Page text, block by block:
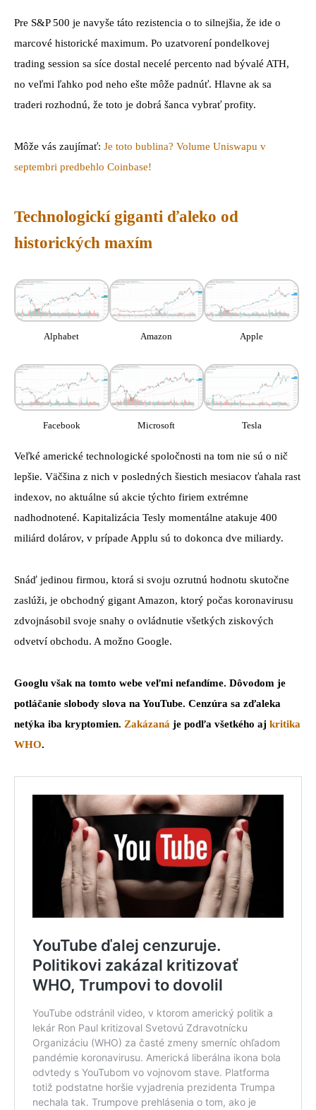
Pre S&P 500 je navyše táto rezistencia o to silnejšia, že ide o
marcové historické maximum. Po uzatvorení pondelkovej
trading session sa síce dostal necelé percento nad bývalé ATH,
no veľmi ľahko pod neho ešte môže padnúť. Hlavne ak sa
traderi rozhodnú, že toto je dobrá šanca vybrať profity.
Môže vás zaujímať: Je toto bublina? Volume Uniswapu v
septembri predbehlo Coinbase!
Technologickí giganti ďaleko od
historických maxím
Alphabet Amazon Apple
Facebook Microsoft Tesla
Veľké americké technologické spoločnosti na tom nie sú o nič
lepšie. Väčšina z nich v posledných šiestich mesiacov ťahala rast
indexov, no aktuálne sú akcie týchto firiem extrémne
nadhodnotené. Kapitalizácia Tesly momentálne atakuje 400
miliárd dolárov, v prípade Applu sú to dokonca dve miliardy.
Snáď jedinou firmou, ktorá si svoju ozrutnú hodnotu skutočne
zaslúži, je obchodný gigant Amazon, ktorý počas koronavirusu
zdvojnásobil svoje snahy o ovládnutie všetkých ziskových
odvetví obchodu. A možno Google.
Googlu však na tomto webe veľmi nefandíme. Dôvodom je
potláčanie slobody slova na YouTube. Cenzúra sa zďaleka
netýka iba kryptomien. Zakázaná je podľa všetkého aj kritika
WHO.